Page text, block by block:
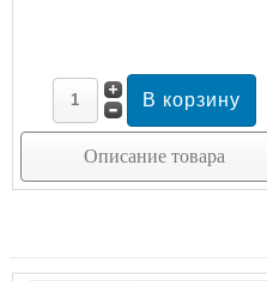
Описание товара